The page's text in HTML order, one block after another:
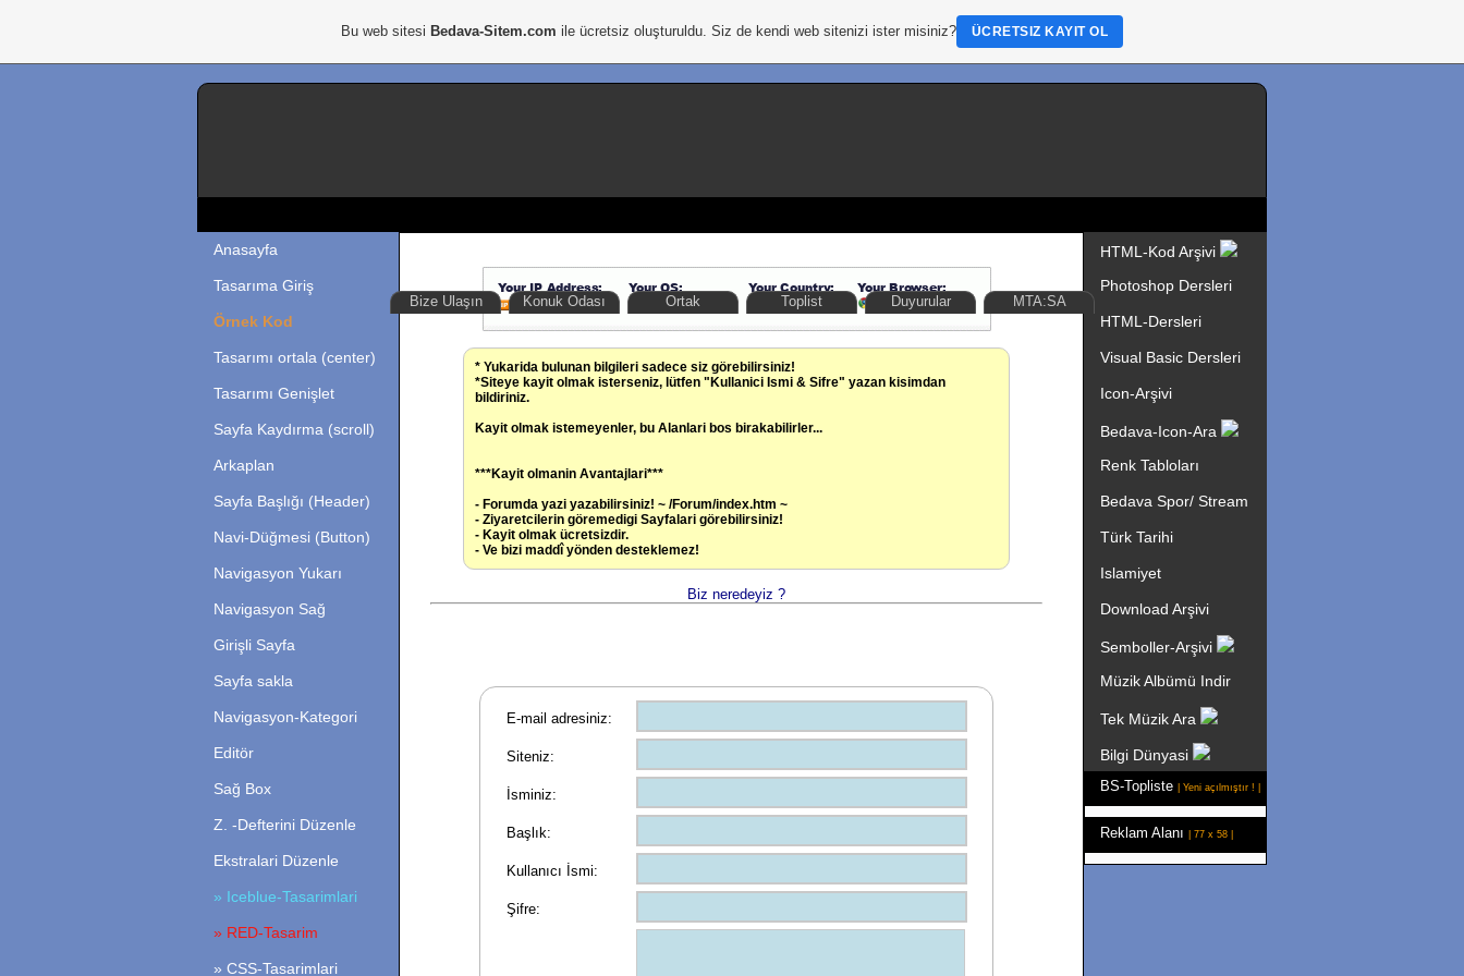
Bize Ulaşın Konuk Odası Ortak Toplist Duyurular MTA:SA
Anasayfa
Tasarıma Giriş
Örnek Kod
Tasarımı ortala (center)
Tasarımı Genişlet
Sayfa Kaydırma (scroll)
Arkaplan
Sayfa Başlığı (Header)
Navi-Düğmesi (Button)
Navigasyon Yukarı
Navigasyon Sağ
Girişli Sayfa
Sayfa sakla
Navigasyon-Kategori
Editör
Sağ Box
Z. -Defterini Düzenle
Ekstralari Düzenle
» Iceblue-Tasarimlari
» RED-Tasarim
» CSS-Tasarimlari
* Yukarida bulunan bilgileri sadece siz görebilirsiniz!
*Siteye kayit olmak isterseniz, lütfen "Kullanici Ismi & Sifre" yazan kisimdan
bildiriniz.
Kayit olmak istemeyenler, bu Alanlari bos birakabilirler...
***Kayit olmanin Avantajlari***
- Forumda yazi yazabilirsiniz! ~ /Forum/index.htm ~
- Ziyaretcilerin göremedigi Sayfalari görebilirsiniz!
- Kayit olmak ücretsizdir.
- Ve bizi maddî yönden desteklemez!
Biz neredeyiz ?
E-mail adresiniz:
Siteniz:
İsminiz:
Başlık:
Kullanıcı İsmi:
Şifre:
HTML-Kod Arşivi
Photoshop Dersleri
HTML-Dersleri
Visual Basic Dersleri
Icon-Arşivi
Bedava-Icon-Ara
Renk Tabloları
Bedava Spor/ Stream
Türk Tarihi
Islamiyet
Download Arşivi
Semboller-Arşivi
Müzik Albümü Indir
Tek Müzik Ara
Bilgi Dünyasi
BS-Topliste | Yeni açılmıştır ! |
Reklam Alanı | 77 x 58 |
Bu web sitesi Bedava-Sitem.com ile ücretsiz oluşturuldu. Siz de kendi web sitenizi ister misiniz? ÜCRETSIZ KAYIT OL